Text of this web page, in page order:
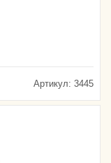
Артикул: 3445